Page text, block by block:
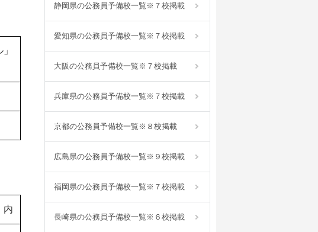
内
静岡県の公務員予備校一覧※７校掲載
愛知県の公務員予備校一覧※７校掲載
大阪の公務員予備校一覧※７校掲載
兵庫県の公務員予備校一覧※７校掲載
京都の公務員予備校一覧※８校掲載
広島県の公務員予備校一覧※９校掲載
福岡県の公務員予備校一覧※７校掲載
長崎県の公務員予備校一覧※６校掲載